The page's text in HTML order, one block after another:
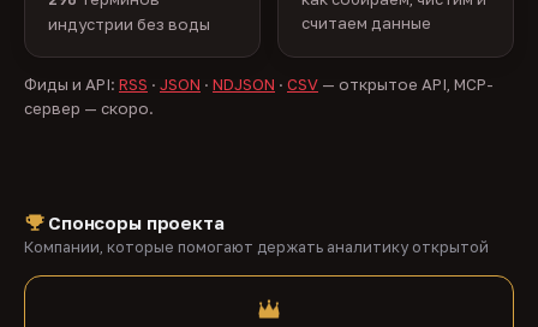
индустрии без воды
считаем данные
Фиды и API: RSS · JSON · NDJSON · CSV — открытое API, MCP-
сервер — скоро.
Спонсоры проекта
Компании, которые помогают держать аналитику открытой